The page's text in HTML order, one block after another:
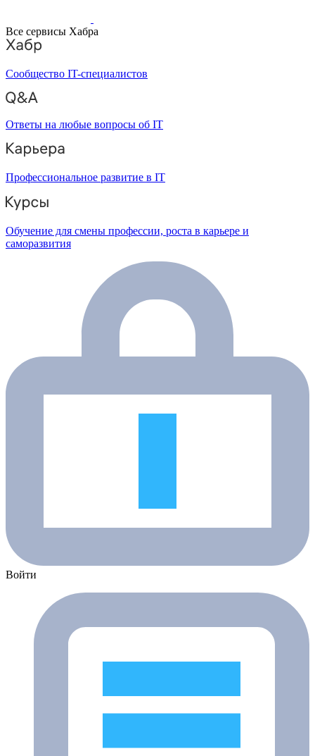
Все сервисы Хабра
Сообщество IT-специалистов
Ответы на любые вопросы об IT
Профессиональное развитие в IT
Обучение для смены профессии, роста в карьере и
саморазвития
Войти